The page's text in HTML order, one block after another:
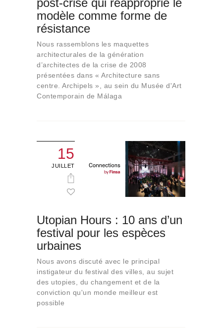
Qui sommes-nous
Contact
post-crise qui réapproprie le
modèle comme forme de
résistance
Nous rassemblons les maquettes
architecturales de la génération
d’architectes de la crise de 2008
présentées dans « Architecture sans
centre. Archipels », au sein du Musée d'Art
Contemporain de Málaga
15
JUILLET
Utopian Hours : 10 ans d’un
festival pour les espèces
urbaines
Nous avons discuté avec le principal
instigateur du festival des villes, au sujet
des utopies, du changement et de la
conviction qu'un monde meilleur est
possible